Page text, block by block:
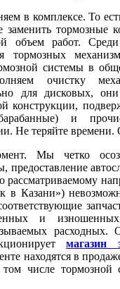
в комплексе. То
заменить тормозные
объем работ.
тормозных
системы в
очистку
для дисковых,
конструкции,
и
Не теряйте времени.
Мы четко
предоставление
рассматриваемому
в Казани»)
и
расходных.
магазин
находятся в
числе тормозной